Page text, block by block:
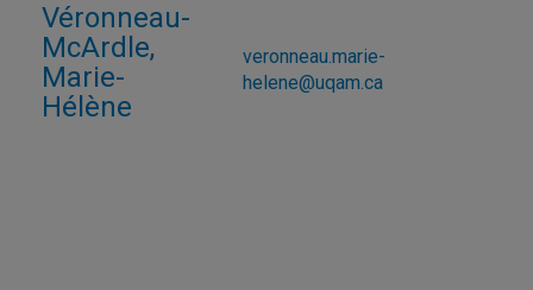
Véronneau-
McArdle,
Marie-
Hélène
veronneau.marie-
helene@uqam.ca